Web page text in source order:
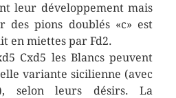
leur développement mais
pions doublés «c» est
en miettes par Fd2.
Cxd5 les Blancs peuvent
variante sicilienne (avec
selon leurs désirs. La